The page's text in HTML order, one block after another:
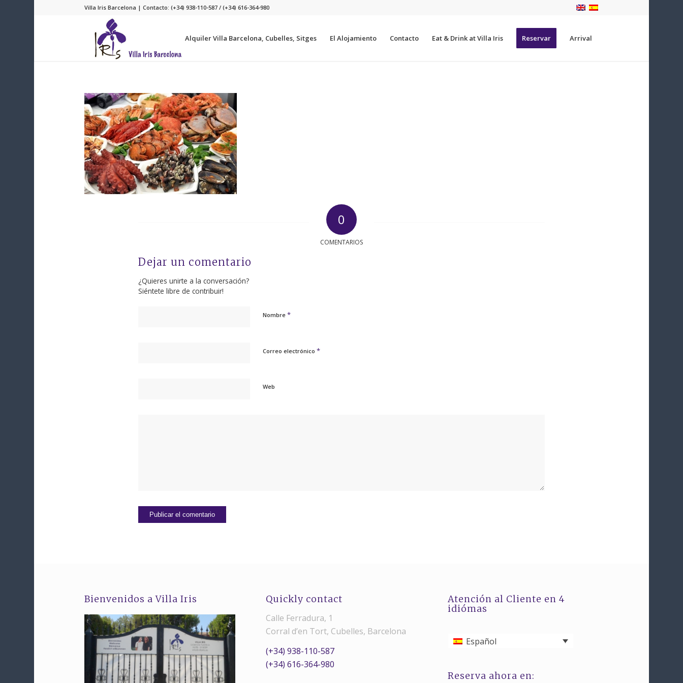
Villa Iris Barcelona | Contacto: (+34) 938-110-587 / (+34) 616-364-980
Alquiler Villa Barcelona, Cubelles, Sitges El Alojamiento Contacto Eat & Drink at Villa Iris Reservar Arrival
0
COMENTARIOS
Dejar un comentario
¿Quieres unirte a la conversación?
Siéntete libre de contribuir!
Nombre *
Correo electrónico *
Web
Bienvenidos a Villa Iris
Quickly contact
Calle Ferradura, 1
Corral d’en Tort, Cubelles, Barcelona
(+34) 938-110-587
(+34) 616-364-980
Atención al Cliente en 4
idiómas
Español
Reserva ahora en: